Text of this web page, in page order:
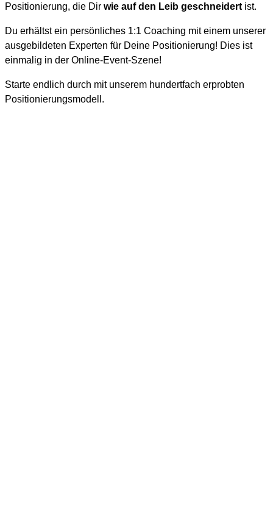
Positionierung, die Dir wie auf den Leib geschneidert ist.
Du erhältst ein persönliches 1:1 Coaching mit einem unserer
ausgebildeten Experten für Deine Positionierung! Dies ist
einmalig in der Online-Event-Szene!
Starte endlich durch mit unserem hundertfach erprobten
Positionierungsmodell.